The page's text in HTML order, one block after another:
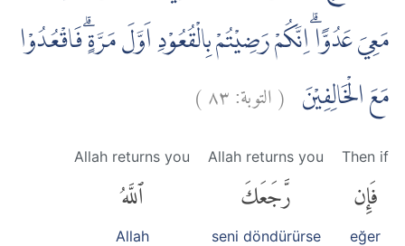
مَعِيَ عَدُوًّاۗ اِنَّكُمْ رَضِيْتُمْ بِالْقُعُوْدِ اَوَّلَ مَرَّةٍۗ فَاقْعُدُوْا
مَعَ الْخَالِفِيْنَ (التوبة:٨٣)
Then if
فَإِن
eğer
Allah returns you
رَّجَعَكَ
seni döndürürse
Allah returns you
ٱللَّهُ
Allah